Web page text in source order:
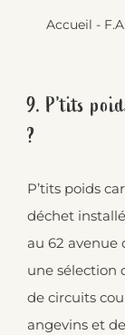
Accueil -
9. P’tits
?
P’tits poids
déchet
au 62 avenue
une sélection
de circuits
angevins et